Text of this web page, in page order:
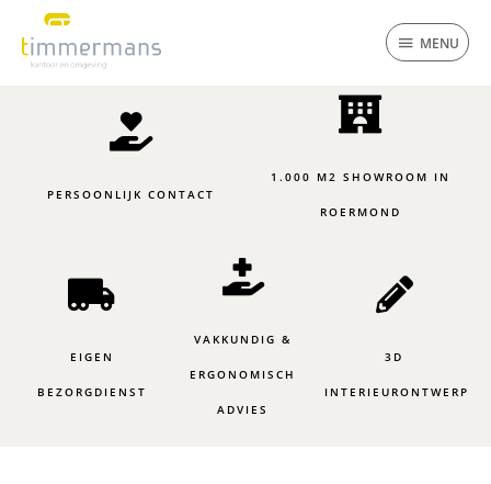
inhoud
MENU
PERSOONLIJK CONTACT
1.000 M2 SHOWROOM IN
ROERMOND
EIGEN
BEZORGDIENST
VAKKUNDIG &
ERGONOMISCH
ADVIES
3D
INTERIEURONTWERP